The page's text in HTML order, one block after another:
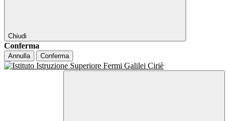
Chiudi
Conferma
Annulla Conferma